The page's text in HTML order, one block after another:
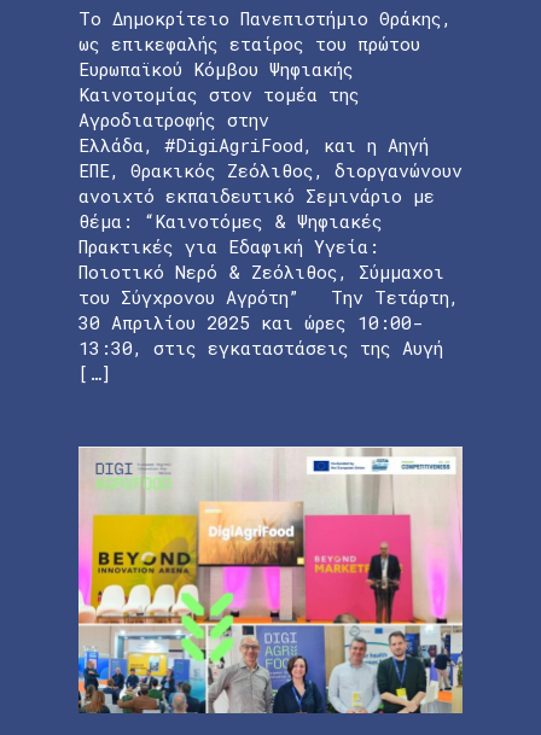
Το Δημοκρίτειο Πανεπιστήμιο Θράκης,
ως επικεφαλής εταίρος του πρώτου
Ευρωπαϊκού Κόμβου Ψηφιακής
Καινοτομίας στον τομέα της
Αγροδιατροφής στην
Ελλάδα, #DigiAgriFood, και η Αηγή
ΕΠΕ, Θρακικός Ζεόλιθος, διοργανώνουν
ανοιχτό εκπαιδευτικό Σεμινάριο με
θέμα: “Καινοτόμες & Ψηφιακές
Πρακτικές για Εδαφική Υγεία:
Ποιοτικό Νερό & Ζεόλιθος, Σύμμαχοι
του Σύγχρονου Αγρότη” Την Τετάρτη,
30 Απριλίου 2025 και ώρες 10:00-
13:30, στις εγκαταστάσεις της Αυγή
[…]